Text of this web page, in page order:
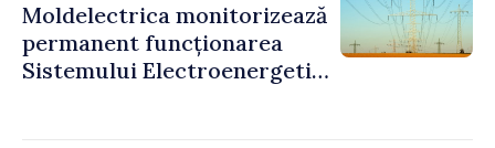
Moldelectrica monitorizează
permanent funcționarea
Sistemului Electroenergetic